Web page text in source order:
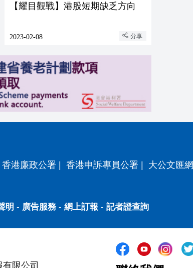
【耀目觀戰】港股短期缺乏方向
2023-02-08 分享
香港廉政公署 香港申訴專員公署 大公文匯網
明 - 廣告服務- 網上訂報 - 記者證查詢
限公司